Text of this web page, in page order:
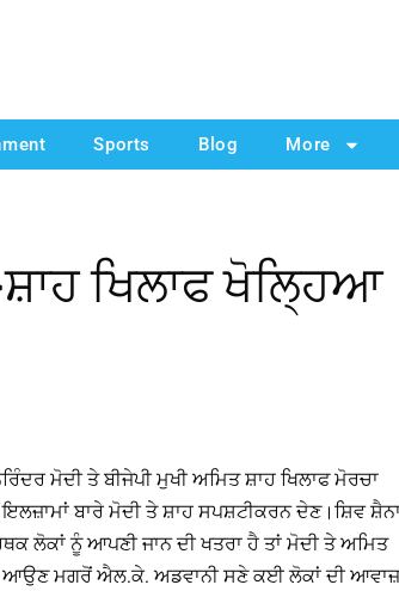
Sports Blog More
ਖਿਲਾਫ ਖੋਲ੍ਹਿਆ
ਮੋਦੀ ਤੇ ਬੀਜੇਪੀ ਮੁਖੀ ਅਮਿਤ ਸ਼ਾਹ ਖਿਲਾਫ ਮੋਰਚਾ
ਬਾਰੇ ਮੋਦੀ ਤੇ ਸ਼ਾਹ ਸਪਸ਼ਟੀਕਰਨ ਦੇਣ।ਸ਼ਿਵ
ਲੋਕਾਂ ਨੂੰ ਆਪਣੀ ਜਾਨ ਦੀ ਖਤਰਾ ਹੈ ਤਾਂ ਮੋਦੀ ਤੇ ਅਮਿਤ
ਆਉਣ ਮਗਰੋਂ ਐਲ.ਕੇ. ਅਡਵਾਨੀ ਸਣੇ ਕਈ ਲੋਕਾਂ ਦੀ ਆਵਾਜ਼